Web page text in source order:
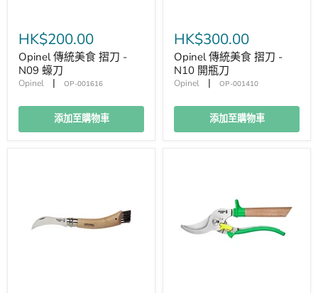
HK$200.00
Opinel 傳統美食 摺刀 -
N09 蠔刀
Opinel | OP-001616
添加至購物車
HK$300.00
Opinel 傳統美食 摺刀 -
N10 開瓶刀
Opinel | OP-001410
添加至購物車